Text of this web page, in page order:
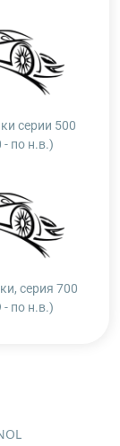
серии 500
- по н.в.)
серия 700
- по н.в.)